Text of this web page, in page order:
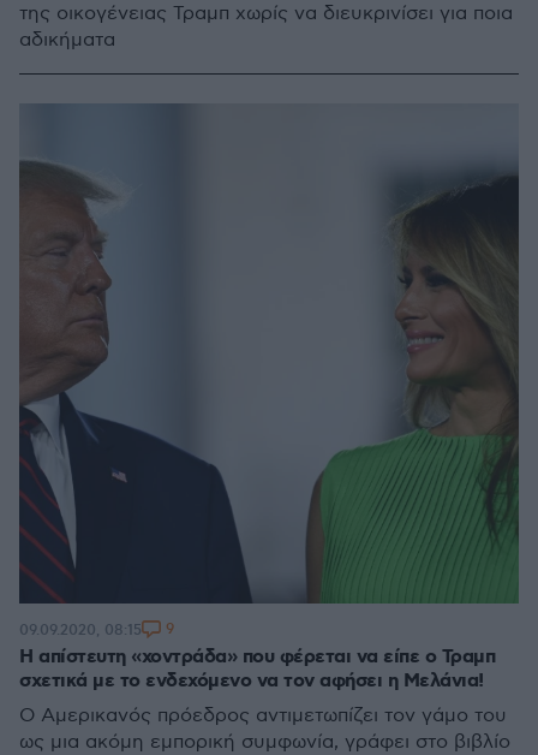
της οικογένειας Τραμπ χωρίς να διευκρινίσει για ποια
αδικήματα
Η απίστευτη «χοντράδα» που φέρεται να είπε ο Τραμπ
σχετικά με το ενδεχόμενο να τον αφήσει η Μελάνια!
O Αμερικανός πρόεδρος αντιμετωπίζει τον γάμο του
ως μια ακόμη εμπορική συμφωνία, γράφει στο βιβλίο
09.09.2020, 08:15 9